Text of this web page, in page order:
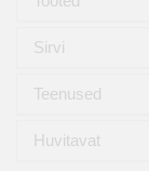
Sirvi
Teenused
Huvitavat